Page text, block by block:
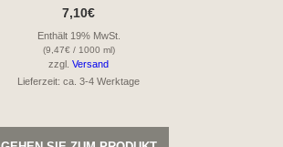
7,10€
Enthält 19% MwSt.
(9,47€/ 1000 ml)
zzgl.Versand
Lieferzeit: ca. 3-4 Werktage